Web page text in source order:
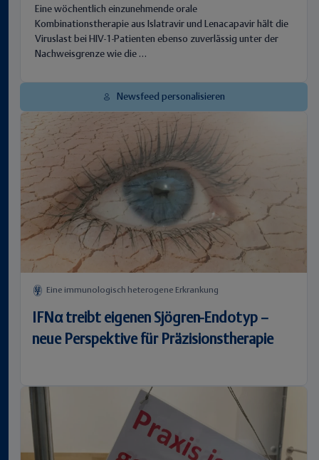
Eine wöchentlich einzunehmende orale
Kombinationstherapie aus Islatravir und Lenacapavir hält die
Viruslast bei HIV-1-Patienten ebenso zuverlässig unter der
Nachweisgrenze wie die …
Newsfeed personalisieren
Eine immunologisch heterogene Erkrankung
IFNα treibt eigenen Sjögren-Endotyp –
neue Perspektive für Präzisionstherapie